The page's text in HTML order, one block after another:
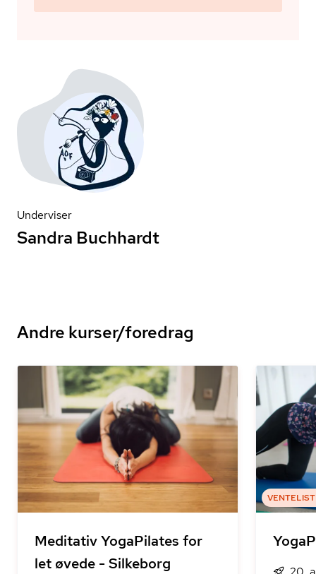
Underviser
Sandra Buchhardt
Andre kurser/foredrag
Meditativ YogaPilates for
let øvede - Silkeborg